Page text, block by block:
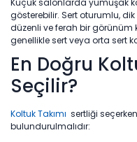
Küçük salonlarda yumuşak
gösterebilir. Sert oturumlu,
düzenli ve ferah bir görünüm
genellikle sert veya orta sert
En Doğru
Seçilir?
Koltuk Takımı sertliği
bulundurulmalıdır: